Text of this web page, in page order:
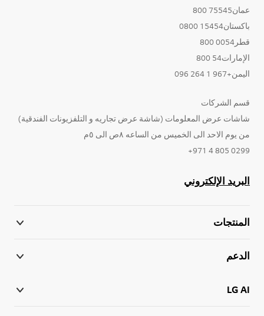
عمان75545 800
باكستان15454 0800
قطر0054 800
الإمارات54 800
اليمن+967 1 264 096
قسم الشركات
شاشات عرض المعلومات (شاشة عرض تجاريه و التلفزيونات الفندقية)
من يوم الاحد الى الخميس من الساعه ٨ص الى ٥م
0299 805 4 971+
البريد الإلكتروني
المنتجات
الدعم
LG AI